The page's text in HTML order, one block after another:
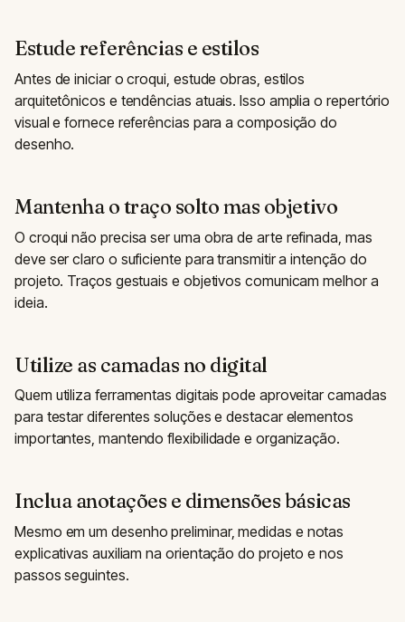
Estude referências e estilos
Antes de iniciar o croqui, estude obras, estilos
arquitetônicos e tendências atuais. Isso amplia o repertório
visual e fornece referências para a composição do
desenho.
Mantenha o traço solto mas objetivo
O croqui não precisa ser uma obra de arte refinada, mas
deve ser claro o suficiente para transmitir a intenção do
projeto. Traços gestuais e objetivos comunicam melhor a
ideia.
Utilize as camadas no digital
Quem utiliza ferramentas digitais pode aproveitar camadas
para testar diferentes soluções e destacar elementos
importantes, mantendo flexibilidade e organização.
Inclua anotações e dimensões básicas
Mesmo em um desenho preliminar, medidas e notas
explicativas auxiliam na orientação do projeto e nos
passos seguintes.